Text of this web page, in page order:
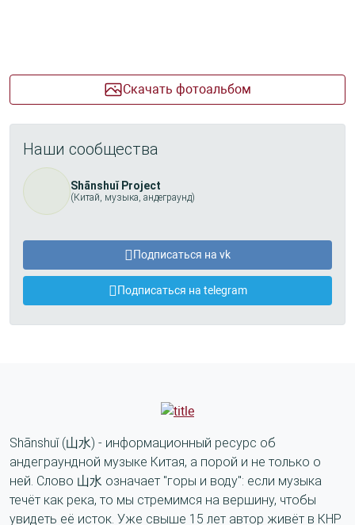
Скачать фотоальбом
Наши сообщества
Shānshuǐ Project
(Китай, музыка, андеграунд)
Подписаться на vk
Подписаться на telegram
Shānshuǐ (山水) - информационный ресурс об
андеграундной музыке Китая, а порой и не только о
ней. Слово 山水 означает "горы и воду": если музыка
течёт как река, то мы стремимся на вершину, чтобы
увидеть её исток. Уже свыше 15 лет автор живёт в КНР